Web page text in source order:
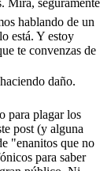
hablando de un
está. Y estoy
te convenzas de
daño.
para plagar los
post (y alguna
"enanitos que no
para saber